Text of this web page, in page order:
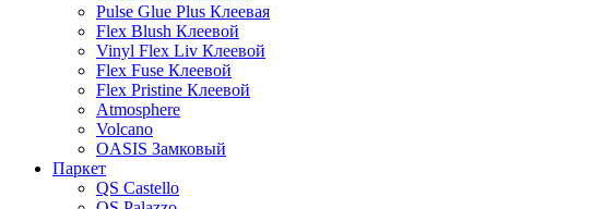
Pulse Glue Plus Клеевая
Flex Blush Клеевой
Vinyl Flex Liv Клеевой
Flex Fuse Клеевой
Flex Pristine Клеевой
Atmosphere
Volcano
OASIS Замковый
Паркет
QS Castello